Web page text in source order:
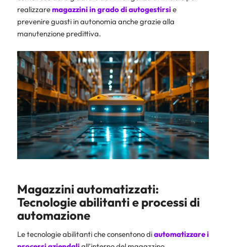
realizzaremagazzini in grado di autogestirsie
prevenire guasti in autonomia anche grazie alla
manutenzione predittiva.
Magazzini automatizzati:
Tecnologie abilitanti e processi di
automazione
Le tecnologie abilitanti che consentono diautomatizzare i